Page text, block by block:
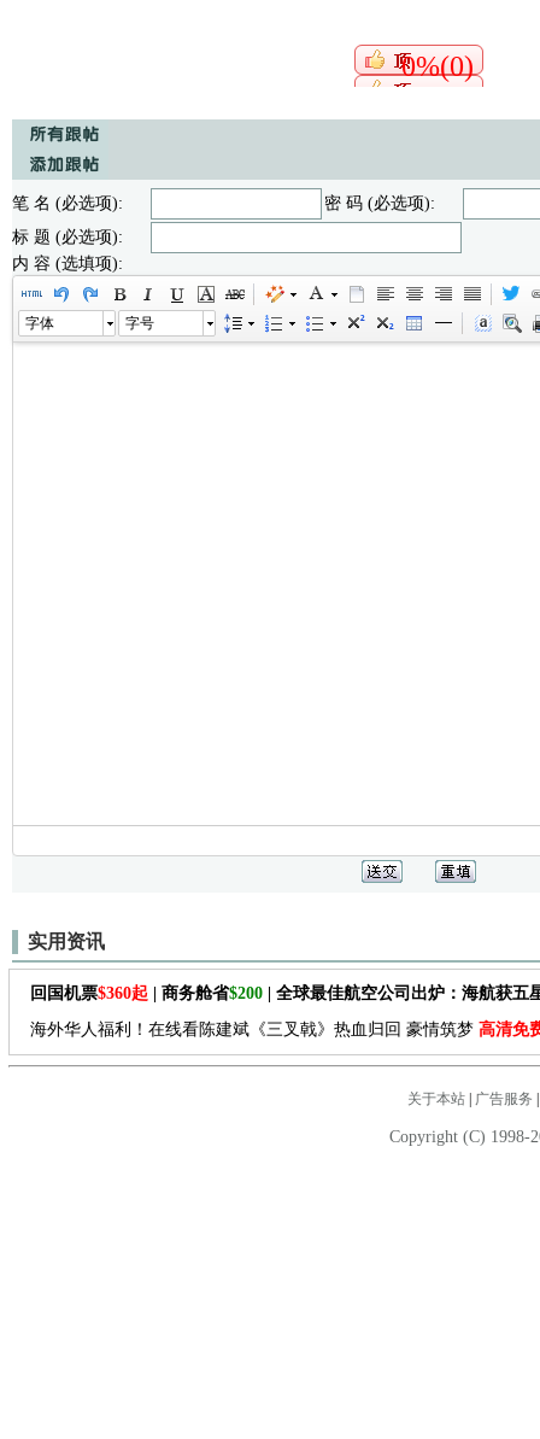
0%(0)
笔 名 (必选项):
密 码 (必选项):
标 题 (必选项):
内 容 (选填项):
字体 字号
实用资讯
回国机票$360起 | 商务舱省$200 | 全球最佳航空公司出炉：海航获五
海外华人福利！在线看陈建斌《三叉戟》热血归回 豪情筑梦 高清免
关于本站| 广告服务
Copyright (C) 1998-